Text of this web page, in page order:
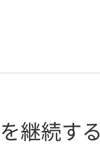
継続する